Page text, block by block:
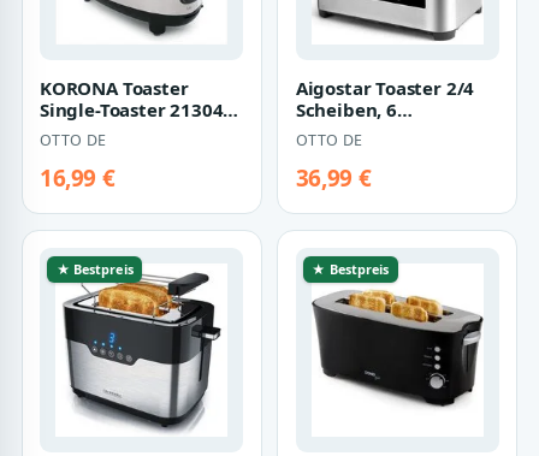
KORONA Toaster
Single-Toaster 21304
Ein-Scheiben-Toaster
550 Watt, 1 l…
OTTO DE
16,99 €
Aigostar Toaster 2/4
Scheiben, 6
Bräunungsstufen, LED-
Touchscreen, Toa…
OTTO DE
36,99 €
★ Bestpreis ★ Bestpreis